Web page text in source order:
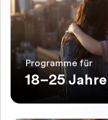
Programme für
18–25 Jahre